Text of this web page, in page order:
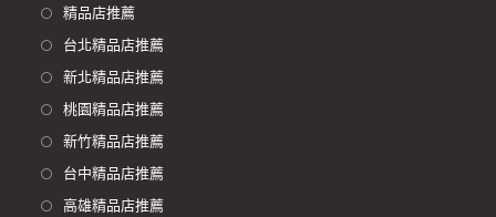
精品店推薦
台北精品店推薦
新北精品店推薦
桃園精品店推薦
新竹精品店推薦
台中精品店推薦
高雄精品店推薦